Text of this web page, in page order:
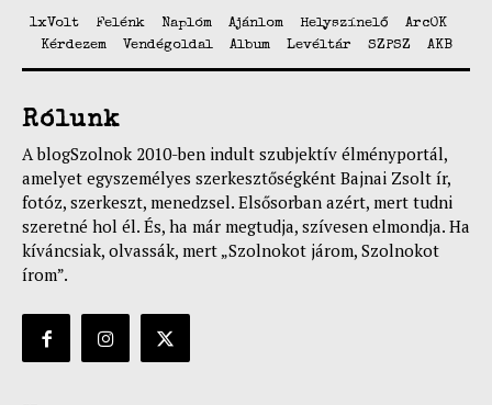
1xVolt Felénk Naplóm Ajánlom Helyszínelő
ArcOK
Kérdezem
Vendégoldal Album Levéltár SZPSZ AKB
Rólunk
A blogSzolnok 2010-ben indult szubjektív élményportál,
amelyet egyszemélyes szerkesztőségként Bajnai Zsolt ír,
fotóz, szerkeszt, menedzsel. Elsősorban azért, mert tudni
szeretné hol él. És, ha már megtudja, szívesen elmondja. Ha
kíváncsiak, olvassák, mert „Szolnokot járom, Szolnokot
írom”.